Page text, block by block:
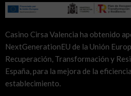
Casino Cirsa Valencia ha obtenido
NextGenerationEU de la Unión
Recuperación, Transformación y
España, para la mejora de la
establecimiento.